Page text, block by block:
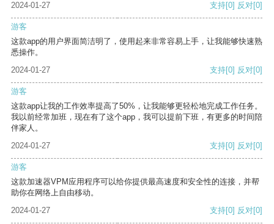
2024-01-27 支持[0] 反对[0]
游客
这款app的用户界面简洁明了，使用起来非常容易上手，让我能够快速熟
悉操作。
2024-01-27
支持[0] 反对[0]
游客
这款app让我的工作效率提高了50%，让我能够更轻松地完成工作任务。
我以前经常加班，现在有了这个app，我可以提前下班，有更多的时间陪
伴家人。
2024-01-27
支持[0] 反对[0]
游客
这款加速器VPM应用程序可以给你提供最高速度和安全性的连接，并帮
助你在网络上自由移动。
2024-01-27
支持[0] 反对[0]